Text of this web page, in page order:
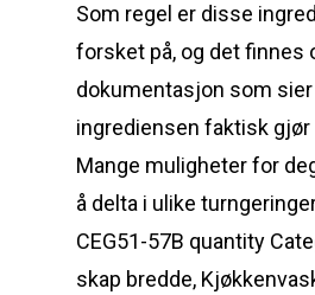
Som regel er disse
forsket på, og det finnes
dokumentasjon som
ingrediensen faktisk gjør
Mange muligheter for
å delta i ulike
CEG51-57B quantity
skap bredde,